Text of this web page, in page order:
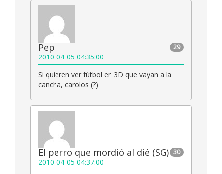
29
Pep
2010-04-05 04:35:00
Si quieren ver fútbol en 3D que vayan a la
cancha, carolos (?)
30
El perro que mordió al dié (SG)
2010-04-05 04:37:00